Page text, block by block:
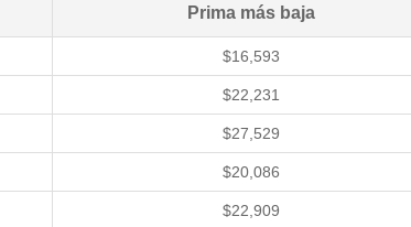
Prima más baja
$16,593
$22,231
$27,529
$20,086
$22,909